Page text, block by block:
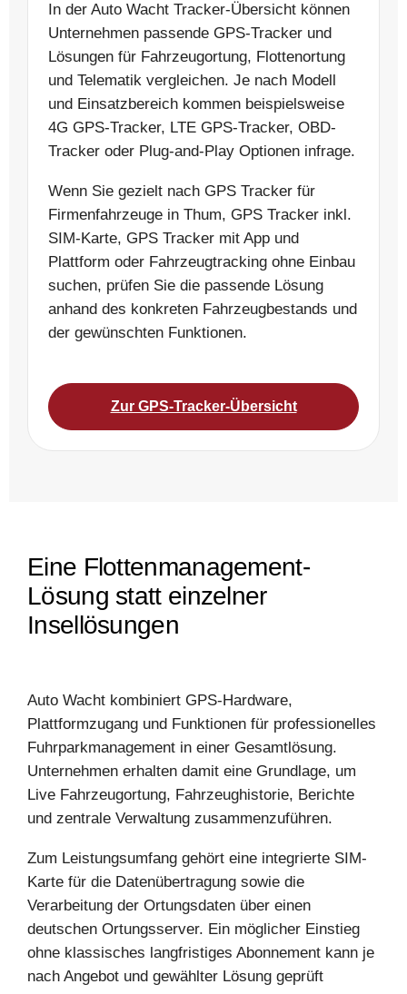
In der Auto Wacht Tracker-Übersicht können
Unternehmen passende GPS-Tracker und
Lösungen für Fahrzeugortung, Flottenortung
und Telematik vergleichen. Je nach Modell
und Einsatzbereich kommen beispielsweise
4G GPS-Tracker, LTE GPS-Tracker, OBD-
Tracker oder Plug-and-Play Optionen infrage.
Wenn Sie gezielt nach GPS Tracker für
Firmenfahrzeuge in Thum, GPS Tracker inkl.
SIM-Karte, GPS Tracker mit App und
Plattform oder Fahrzeugtracking ohne Einbau
suchen, prüfen Sie die passende Lösung
anhand des konkreten Fahrzeugbestands und
der gewünschten Funktionen.
Zur GPS-Tracker-Übersicht
Eine Flottenmanagement-
Lösung statt einzelner
Insellösungen
Auto Wacht kombiniert GPS-Hardware,
Plattformzugang und Funktionen für professionelles
Fuhrparkmanagement in einer Gesamtlösung.
Unternehmen erhalten damit eine Grundlage, um
Live Fahrzeugortung, Fahrzeughistorie, Berichte
und zentrale Verwaltung zusammenzuführen.
Zum Leistungsumfang gehört eine integrierte SIM-
Karte für die Datenübertragung sowie die
Verarbeitung der Ortungsdaten über einen
deutschen Ortungsserver. Ein möglicher Einstieg
ohne klassisches langfristiges Abonnement kann je
nach Angebot und gewählter Lösung geprüft